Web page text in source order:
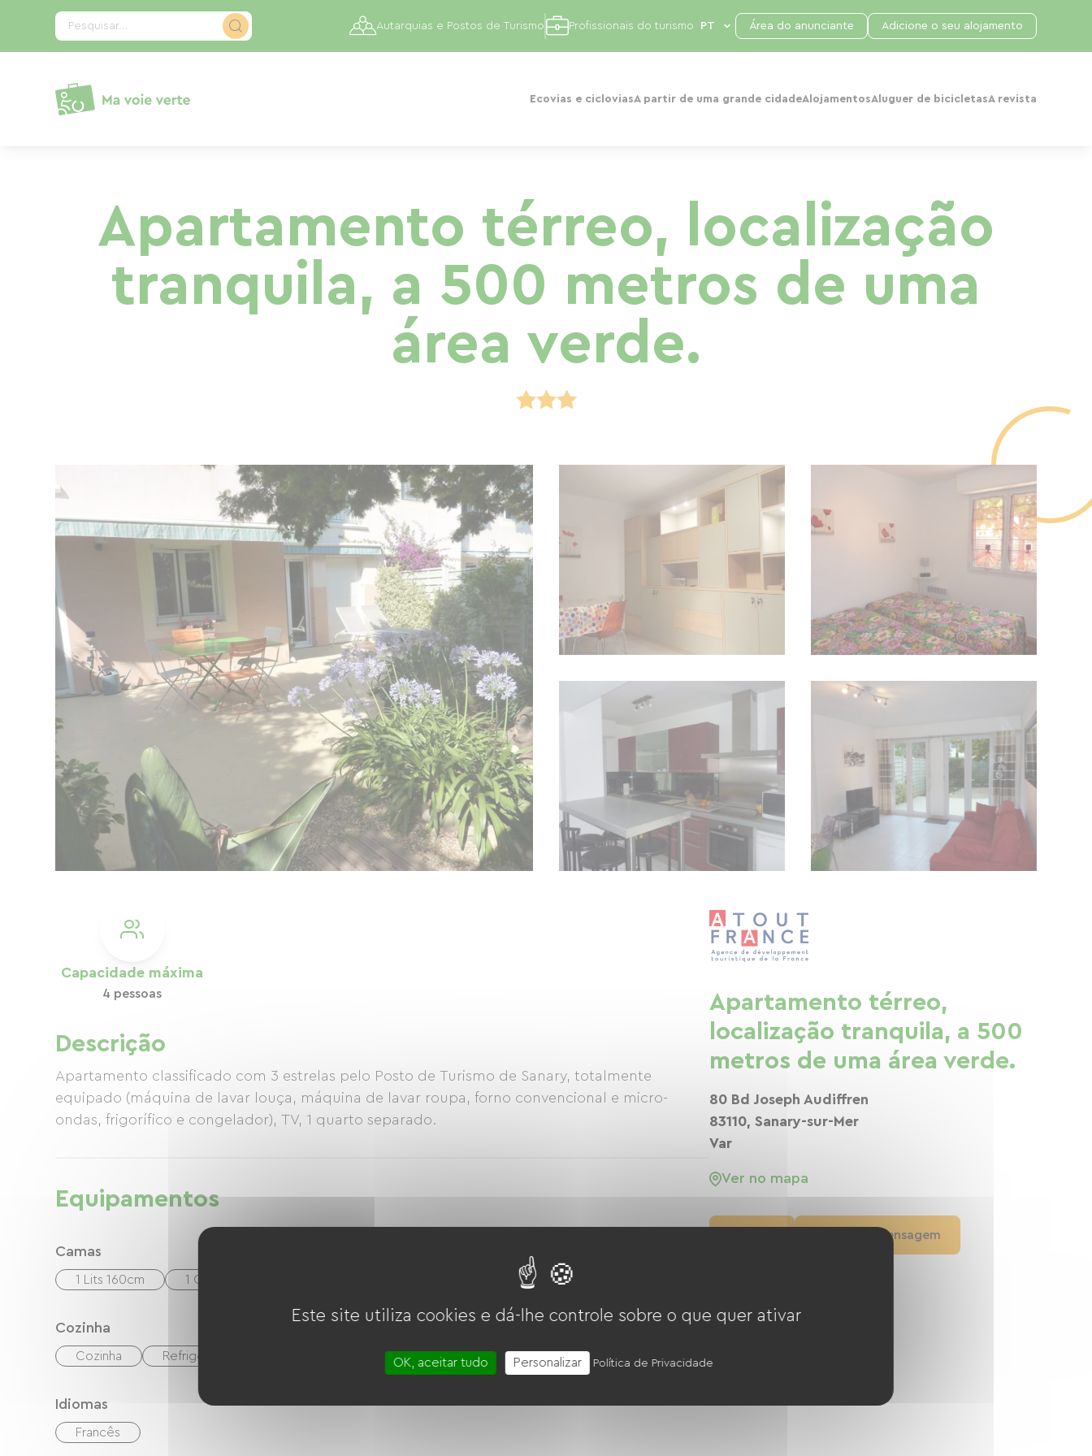
Pesquisar...
Ecovias e cicloviasA partir de uma grande cidadeAlojamentosAluguer de bicicletasA revista
Autarquias e Postos de Turismo Profissionais do turismo Área do anunciante Adicione o seu alojamento
Apartamento térreo, localização
tranquila, a 500 metros de uma
área verde.
Capacidade máxima
4 pessoas
Descrição
Apartamento classificado com 3 estrelas pelo Posto de Turismo de Sanary, totalmente
equipado (máquina de lavar louça, máquina de lavar roupa, forno convencional e micro-
ondas, frigorífico e congelador), TV, 1 quarto separado.
Equipamentos
Camas
1 Lits 160cm 1 Canapés convertibles
Cozinha
Cozinha Refrigerador Micro-ondas Quatro
Idiomas
Francês
Apartamento térreo,
localização tranquila, a 500
metros de uma área verde.
80 Bd Joseph Audiffren
83110, Sanary-sur-Mer
Var
Ver no mapa
Enviar mensagem
Painel de Gerenciamento de Cookies
Este site utiliza cookies e dá-lhe controle sobre o que quer ativar
OK, aceitar tudo Personalizar Política de Privacidade